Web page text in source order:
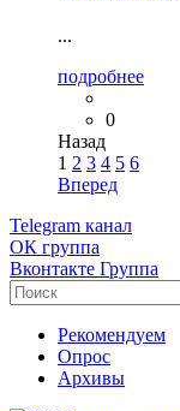
...
подробнее
0
Назад
1 2 3 4 5 6
Вперед
Telegram канал
ОК группа
Вконтакте Группа
Рекомендуем
Опрос
Архивы